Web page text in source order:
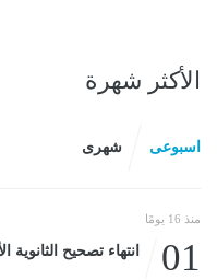
الأكثر شهرة
اسبوعى شهرى
منذ 16 يومًا
01 انتهاء تصحيح الثانوية